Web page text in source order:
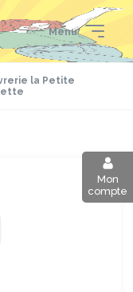
Menu
Mon
compte
la Petite